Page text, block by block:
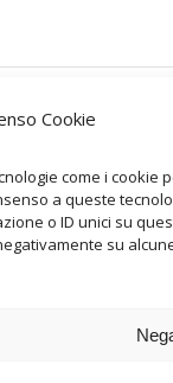
Cookie
come i cookie
a queste
o ID unici su
su
FILM